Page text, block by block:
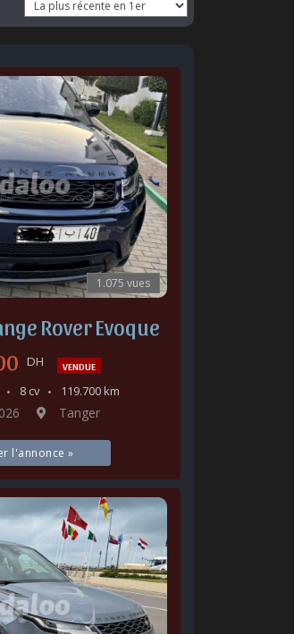
1.075 vues
Rover Evoque
DH VENDUE
8 cv 119.700 km
Tanger
l'annonce »